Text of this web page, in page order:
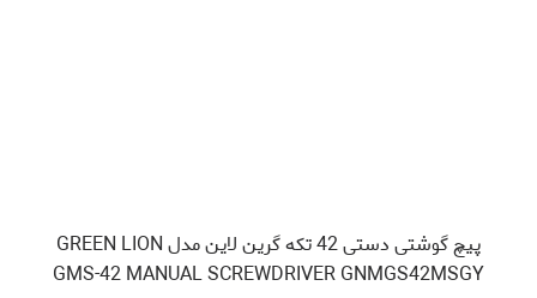
پیچ گوشتی دستی 42 تکه گرین لاین مدل GREEN LION
GMS-42 MANUAL SCREWDRIVER GNMGS42MSGY